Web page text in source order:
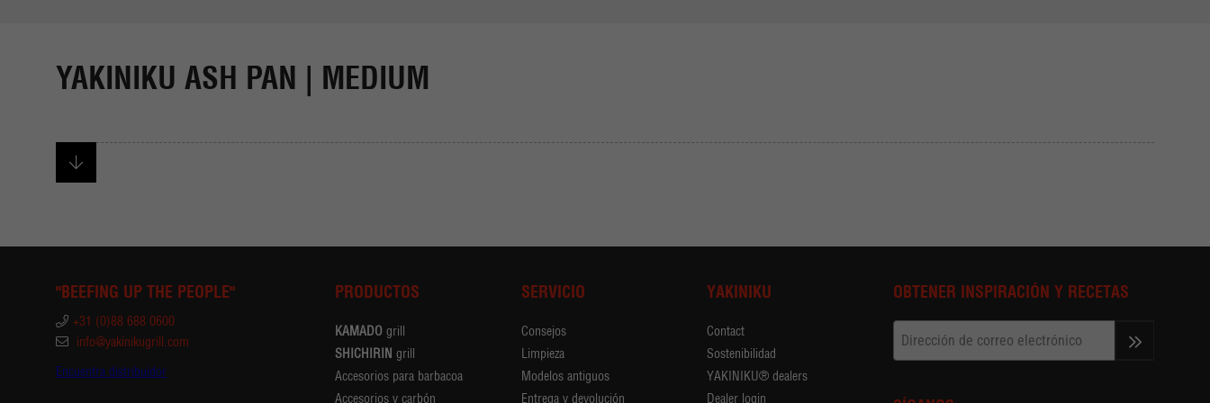
YAKINIKU ASH PAN | MEDIUM
"BEEFING UP THE PEOPLE"
+31 (0)88 688 0600
info@yakinikugrill.com
Encuentra distribuidor
PRODUCTOS
KAMADO grill
SHICHIRIN grill
Accesorios para barbacoa
Accesorios y carbón
SERVICIO
Consejos
Limpieza
Modelos antiguos
Entrega y devolución
YAKINIKU
Contact
Sostenibilidad
YAKINIKU® dealers
Dealer login
OBTENER INSPIRACIÓN Y RECETAS